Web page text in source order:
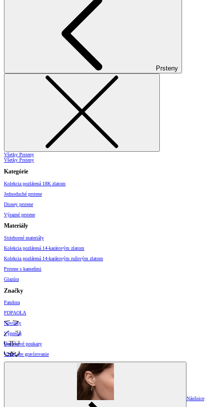
Prsteny
Všetky Prsteny
Všetky Prsteny
Kategórie
Kolekcia pozlátená 18K zlatom
Jednoduché prstene
Disney prstene
Výrazné prstene
Materiály
Strieborné materiály
Kolekcia pozlátená 14-karátovým zlatom
Kolekcia pozlátená 14-karátovým ružovým zlatom
Prstene s kameňmi
Glazúra
Značky
Pandora
PDPAOLA
Novinky
Výpredaj
Darčekové poukazy
Vzory pre gravírovanie
Náušnice